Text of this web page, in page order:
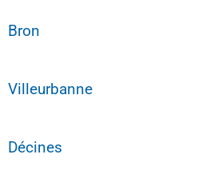
Bron
Villeurbanne
Décines